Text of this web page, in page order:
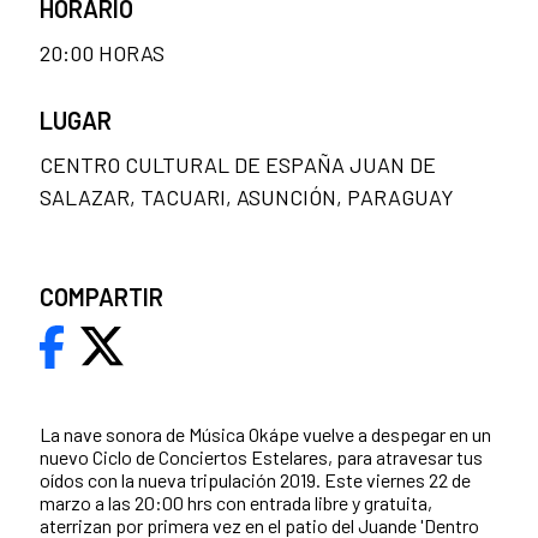
La nave sonora de Música Okápe vuelve a despegar en un
nuevo Ciclo de Conciertos Estelares, para atravesar tus
oídos con la nueva tripulación 2019. Este viernes 22 de
marzo a las 20:00 hrs con entrada libre y gratuita,
aterrizan por primera vez en el patio del Juande 'Dentro
HORARIO
20:00 HORAS
LUGAR
CENTRO CULTURAL DE ESPAÑA JUAN DE
SALAZAR, TACUARI, ASUNCIÓN, PARAGUAY
COMPARTIR